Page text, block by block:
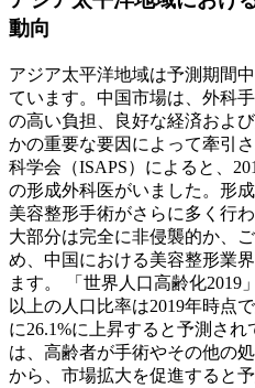
動向
アジア太平洋地域は予測期間
ています。中国市場は、外科
の高い負担、良好な経済およ
かの重要な要因によって牽引
科学会（ISAPS）によると、
の形成外科医がいました。形
美容整形手術がさらに多く行
大部分は完全に非侵襲的か、
め、中国における美容整形業
ます。 「世界人口高齢化2019
以上の人口比率は2019年時点
に26.1%に上昇すると予測さ
は、高齢者が手術やその他の
から、市場拡大を促進すると